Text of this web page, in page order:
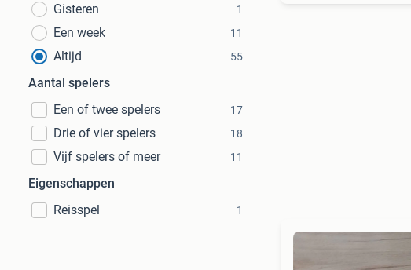
Gisteren 1
Een week 11
Altijd 55
Aantal spelers
Een of twee spelers
17
Drie of vier spelers 18
Vijf spelers of meer 11
Eigenschappen
Reisspel
1